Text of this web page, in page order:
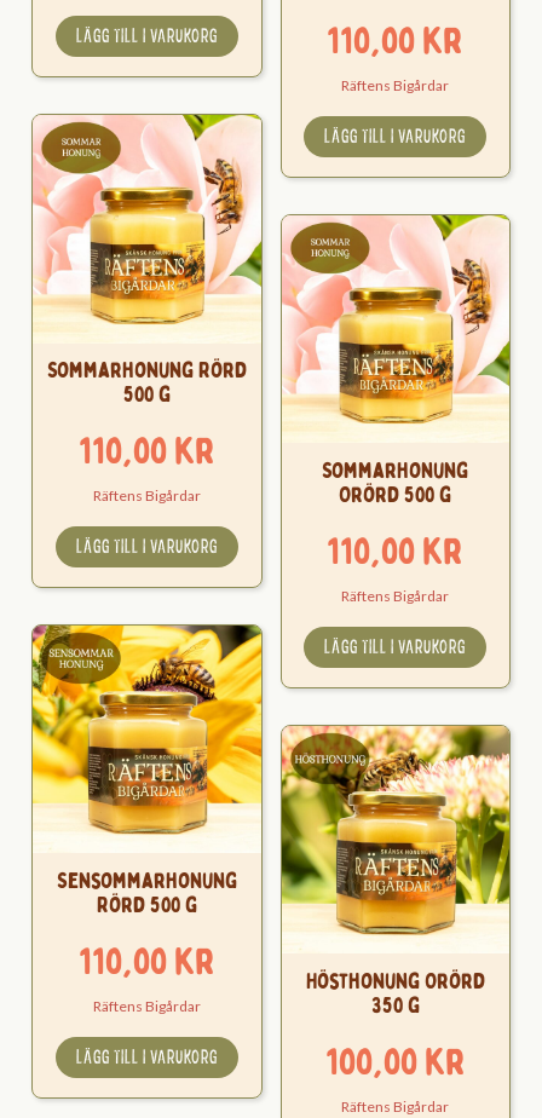
LÄGG TILL I VARUKORG 110,00kr
Räftens Bigårdar
LÄGG TILL I VARUKORG
Sommarhonung Rörd
500 g
110,00kr
Räftens Bigårdar
LÄGG TILL I VARUKORG
Sommarhonung
Orörd 500 g
110,00kr
Räftens Bigårdar
LÄGG TILL I VARUKORG
Sensommarhonung
Rörd 500 g
110,00kr
Räftens Bigårdar
LÄGG TILL I VARUKORG
Hösthonung Orörd
350 g
100,00kr
Räftens Bigårdar